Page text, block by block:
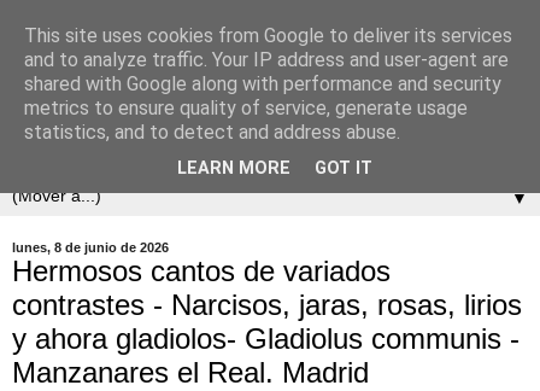
▼
lunes, 8 de junio de 2026
Hermosos cantos de variados
contrastes - Narcisos, jaras, rosas, lirios
y ahora gladiolos- Gladiolus communis -
Manzanares el Real. Madrid
This site uses cookies from Google to deliver its services
and to analyze traffic. Your IP address and user-agent are
shared with Google along with performance and security
metrics to ensure quality of service, generate usage
statistics, and to detect and address abuse.
LEARN MORE GOT IT